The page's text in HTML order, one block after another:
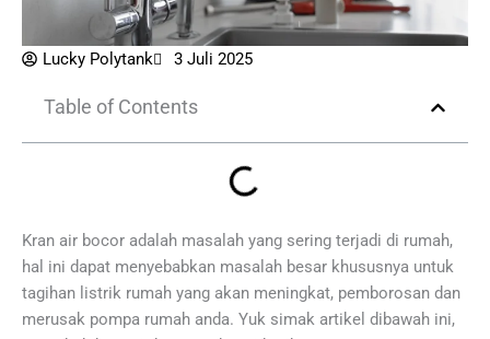
Lucky Polytank 3 Juli 2025
Table of Contents
Kran air bocor adalah masalah yang sering terjadi di rumah,
hal ini dapat menyebabkan masalah besar khususnya untuk
tagihan listrik rumah yang akan meningkat, pemborosan dan
merusak pompa rumah anda. Yuk simak artikel dibawah ini,